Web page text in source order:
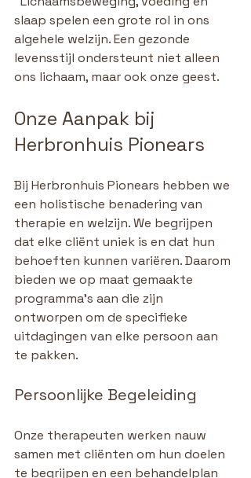
slaap spelen een grote rol in ons
algehele welzijn. Een gezonde
levensstijl ondersteunt niet alleen
ons lichaam, maar ook onze geest.
Onze Aanpak bij
Herbronhuis Pionears
Bij Herbronhuis Pionears hebben we
een holistische benadering van
therapie en welzijn. We begrijpen
dat elke cliënt uniek is en dat hun
behoeften kunnen variëren. Daarom
bieden we op maat gemaakte
programma's aan die zijn
ontworpen om de specifieke
uitdagingen van elke persoon aan
te pakken.
Persoonlijke Begeleiding
Onze therapeuten werken nauw
samen met cliënten om hun doelen
te begrijpen en een behandelplan